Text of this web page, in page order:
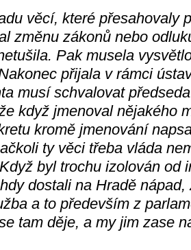
věcí, které přesahovaly
změnu zákonů nebo
Pak musela
přijala v rámci
musí schvalovat
když jmenoval nějakého
kromě jmenování
ty věci třeba vláda
byl trochu izolován od
dostali na Hradě nápad,
a to především z
tam děje, a my jim zase